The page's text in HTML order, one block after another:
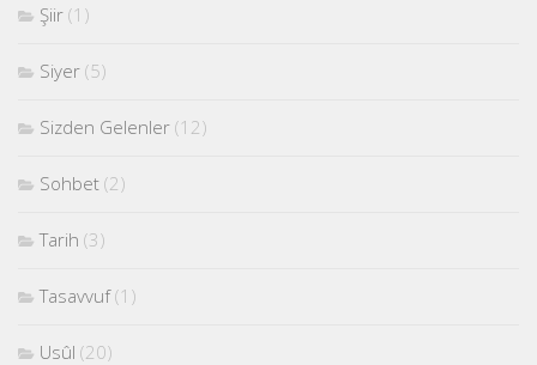
Şiir (1)
Siyer (5)
Sizden Gelenler (12)
Sohbet (2)
Tarih (3)
Tasavvuf(1)
Usûl (20)